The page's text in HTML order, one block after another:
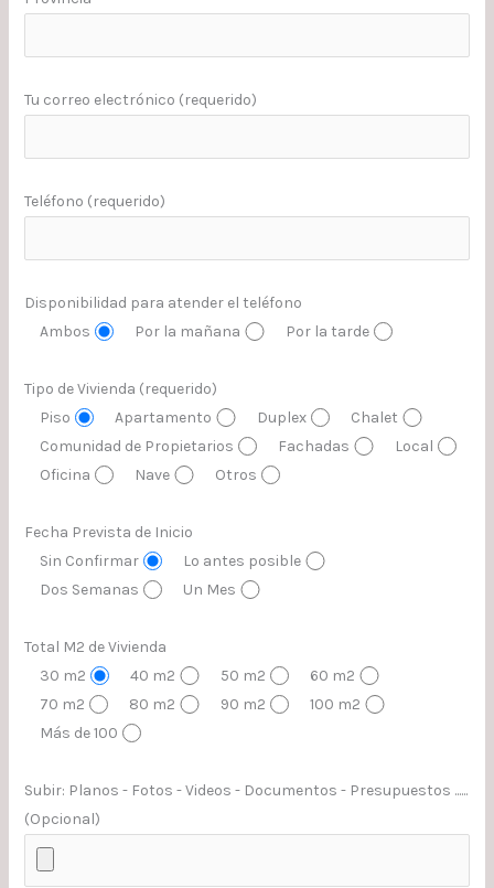
Tu correo electrónico (requerido)
Teléfono (requerido)
Disponibilidad para atender el teléfono
Ambos
Por la mañana Por la tarde
Tipo de Vivienda (requerido)
Piso
Apartamento Duplex
Chalet
Comunidad de Propietarios
Fachadas
Local
Oficina
Nave Otros
Fecha Prevista de Inicio
Sin Confirmar
Lo antes posible
Dos Semanas
Un Mes
Total M2 de Vivienda
30 m2
40 m2 50 m2
60 m2
70 m2
80 m2 90 m2
100 m2
Más de 100
Subir: Planos - Fotos - Videos - Documentos - Presupuestos ......
(Opcional)